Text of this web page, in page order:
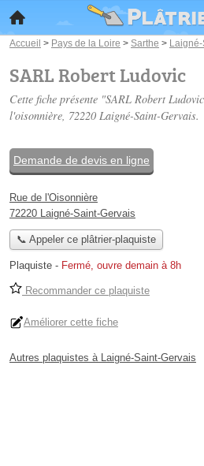
Accueil > Pays de la Loire > Sarthe >
SARL Robert Ludovic
Cette fiche présente "SARL Robert
l'oisonnière, 72220 Laigné-Saint-Gervais.
Demande de devis en ligne
Rue de l'Oisonnière
72220 Laigné-Saint-Gervais
📞 Appeler ce plâtrier-plaquiste
Plaquiste - Fermé, ouvre demain à 8h
Recommander ce plaquiste
Améliorer cette fiche
Autres plaquistes à Laigné-Saint-Gervais